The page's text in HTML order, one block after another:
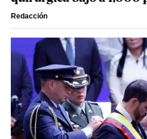
Redacción